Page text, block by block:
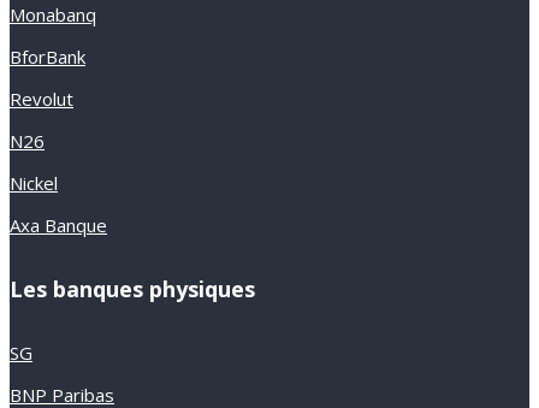
Monabanq
BforBank
Revolut
N26
Nickel
Axa Banque
Les banques physiques
SG
BNP Paribas